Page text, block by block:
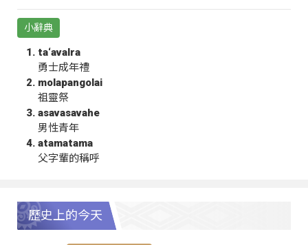
小辭典
ta‘avalra
勇士成年禮
molapangolai
祖靈祭
asavasavahe
男性青年
atamatama
父字輩的稱呼
歷史上的今天